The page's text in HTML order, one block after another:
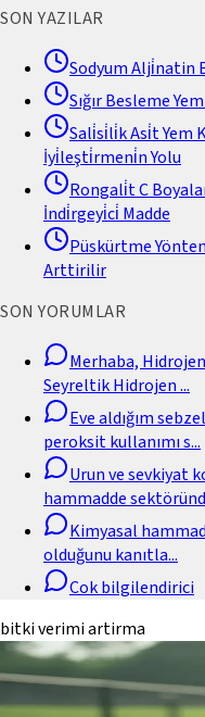
SON YAZILAR
Sodyum Alji̇natin
Sığır Besleme
Sali̇si̇li̇k Asi̇t Yem
İyi̇leşti̇rmeni̇n Yolu
Rongali̇t C
İndi̇rgeyi̇ci̇ Madde
Püskürtme
Arttirilir
SON YORUMLAR
Merhaba,
Seyreltik Hidrojen...
Eve aldığım
peroksit kullanımı s...
Urun ve sevkiyat
hammadde
Kimyasal
olduğunu kanıtla...
Cok bilgilendirici
bitki verimi artirma